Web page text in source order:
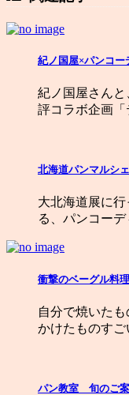
紀ノ国屋×パンコ
紀ノ国屋さん
評コラボ企画
北海道パンマルシ
大北海道展に
る、パンコー
衝撃のベーグル料
自分で焼いた
かけたものす
パン教室 旬のご